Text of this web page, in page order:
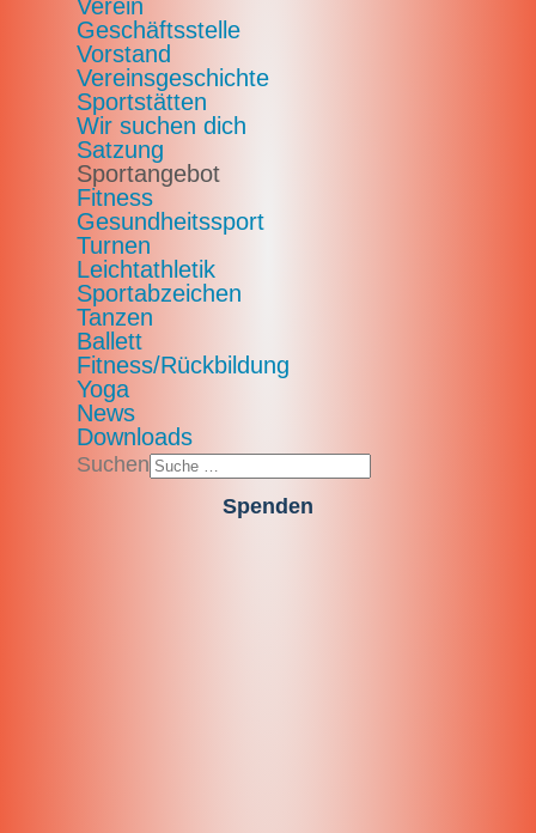
Verein
Geschäftsstelle
Vorstand
Vereinsgeschichte
Sportstätten
Wir suchen dich
Satzung
Sportangebot
Fitness
Gesundheitssport
Turnen
Leichtathletik
Sportabzeichen
Tanzen
Ballett
Fitness/Rückbildung
Yoga
News
Downloads
Suchen
Spenden